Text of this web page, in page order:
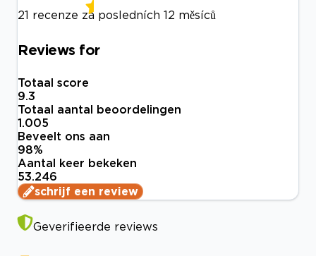
21 recenze za posledních 12 měsíců
Reviews for
Totaal score
9.3
Totaal aantal beoordelingen
1.005
Beveelt ons aan
98%
Aantal keer bekeken
53.246
schrijf een review
Geverifieerde reviews